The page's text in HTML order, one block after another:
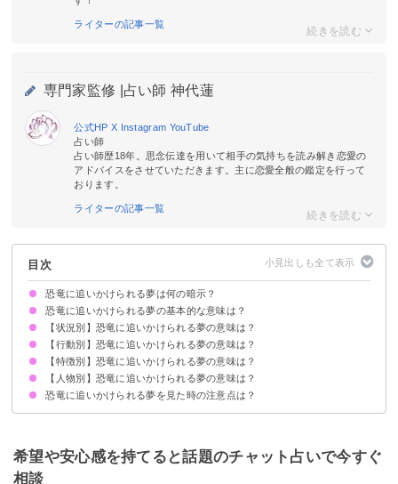
ライターの記事一覧
専門家監修 | 占い師 神代蓮
公式HP X Instagram YouTube
占い師
占い師歴18年。思念伝達を用いて相手の気持ちを読み解き恋愛の
アドバイスをさせていただきます。主に恋愛全般の鑑定を行って
おります。
ライターの記事一覧
目次
恐竜に追いかけられる夢は何の暗示？
恐竜に追いかけられる夢の基本的な意味は？
トラブルや問題を抱えているサイン
状況によって意味が決まる
【状況別】恐竜に追いかけられる夢の意味は？
恐竜に追いかけられて逃げ切る夢【吉夢】
恐竜に追いかけられて食べられる夢【予知夢】
恐竜に追いかけられて噛まれる夢【警告夢】
学校で恐竜に追いかけられる夢【凶夢】
恐竜に追いかけられて家に入ってくる夢【凶夢】
【行動別】恐竜に追いかけられる夢の意味は？
恐竜に追いかけられて隠れる夢【警告夢】
恐竜に追いかけられて戦う夢【願望夢】
恐竜に追いかけられて殺す夢【吉夢】
恐竜に追いかけられて恐怖を感じる夢【警告夢】
恐竜に追いかけられて恐竜に乗る夢【吉夢】
【特徴別】恐竜に追いかけられる夢の意味は？
大きい恐竜に追いかけられる夢【凶夢】
赤ちゃんの恐竜に追いかけられる夢【予知夢】
【人物別】恐竜に追いかけられる夢の意味は？
家族が恐竜に追いかけられる夢【予知夢】
友達が恐竜に追いかけられる夢【予知夢】
恋人が恐竜に追いかけられる夢【予知夢】
同僚が恐竜に追いかけられる夢【予知夢】
知らない人が恐竜に追いかけられる夢【凶夢】
恐竜に追いかけられる夢を見た時の注意点は？
十分な休息を取る
吉夢なら話さず警告夢や凶夢は人に話す
希望や安心感を持てると話題のチャット占いで今すぐ
相談